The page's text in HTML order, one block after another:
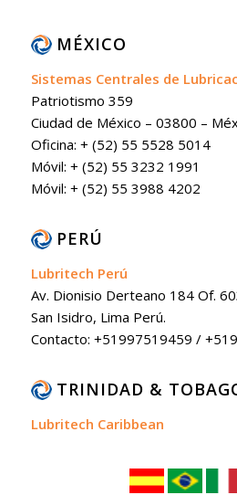
MÉXICO
Sistemas Centrales de
Patriotismo 359
Ciudad de México – 03800 –
Oficina: + (52) 55 5528 5014
Móvil: + (52) 55 3232 1991
Móvil: + (52) 55 3988 4202
PERÚ
Lubritech Perú
Av. Dionisio Derteano 184 Of.
San Isidro, Lima Perú.
Contacto: +51997519459 /
TRINIDAD &
Lubritech Caribbean